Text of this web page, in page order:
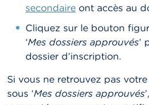
secondaire ont accès au
Cliquez sur le bouton
‘Mes dossiers approuvés’
dossier d’inscription.
Si vous ne retrouvez pas
sous ‘Mes dossiers approuvés